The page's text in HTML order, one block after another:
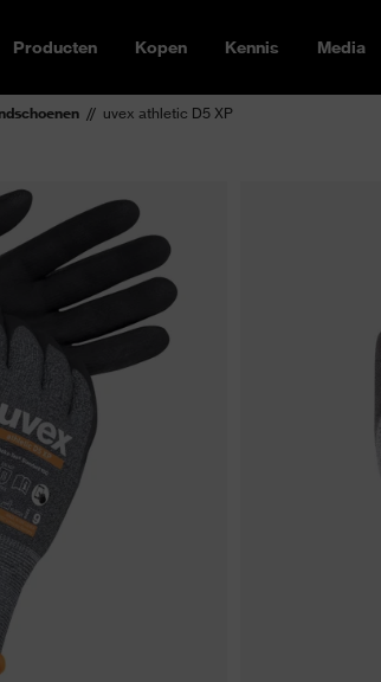
Producten Kopen Kennis Media
uvex athletic D5 XP